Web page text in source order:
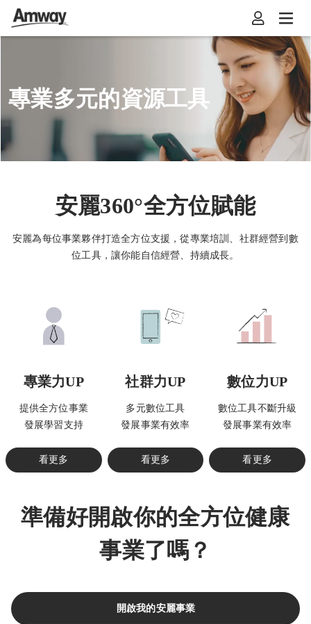
專業多元的資源工具
安麗360°全方位賦能
安麗為每位事業夥伴打造全方位支援，從專業培訓、社群經營到數
位工具，讓你能自信經營、持續成長。
專業力UP
提供全方位事業
發展學習支持
看更多
社群力UP
多元數位工具
發展事業有效率
看更多
數位力UP
數位工具不斷升級
發展事業有效率
看更多
準備好開啟你的全方位健康
事業了嗎？
開啟我的安麗事業